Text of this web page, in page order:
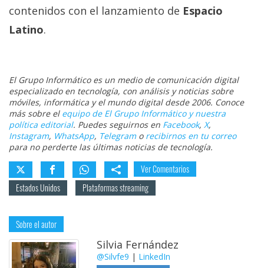
contenidos con el lanzamiento de Espacio
Latino.
El Grupo Informático es un medio de comunicación digital
especializado en tecnología, con análisis y noticias sobre
móviles, informática y el mundo digital desde 2006. Conoce
más sobre el equipo de El Grupo Informático y nuestra
política editorial. Puedes seguirnos en Facebook, X,
Instagram, WhatsApp, Telegramo recibirnos en tu correo
para no perderte las últimas noticias de tecnología.
Ver Comentarios
Estados Unidos
Plataformas streaming
Sobre el autor
Silvia Fernández
@Silvfe9 | LinkedIn